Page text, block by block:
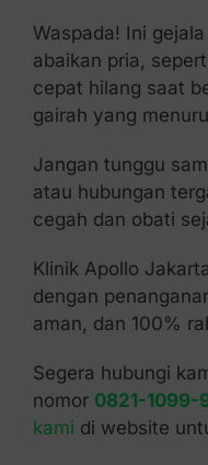
Waspada! Ini
abaikan pria,
cepat hilang saat
gairah yang
Jangan tunggu
atau hubungan
cegah dan obati
Klinik Apollo
dengan
aman, dan 100%
Segera hubungi
nomor 0821-1099-
kami di website